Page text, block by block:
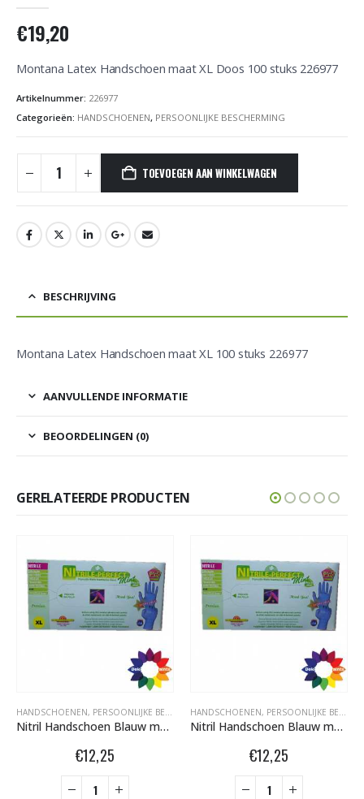
€19,20
Montana Latex Handschoen maat XL Doos 100 stuks 226977
Artikelnummer: 226977
Categorieën: HANDSCHOENEN, PERSOONLIJKE BESCHERMING
TOEVOEGEN AAN WINKELWAGEN
BESCHRIJVING
Montana Latex Handschoen maat XL 100 stuks 226977
AANVULLENDE INFORMATIE
BEOORDELINGEN (0)
GERELATEERDE PRODUCTEN
HANDSCHOENEN, PERSOONLIJKE BESCHERMING
Nitril Handschoen Blauw maat XL doos 100st 530053 op voorraad op=op
€12,25
HANDSCHOENEN, PERSOONLIJKE BESCHERMING
Nitril Handschoen Blauw maat S doos 100st 530025 op voorraad op=op
€12,25